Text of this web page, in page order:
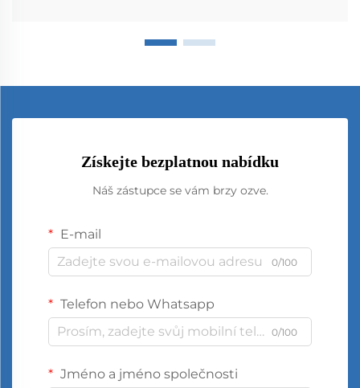
Získejte bezplatnou nabídku
Náš zástupce se vám brzy ozve.
E-mail
0/100
Telefon nebo Whatsapp
0/100
Jméno a jméno společnosti